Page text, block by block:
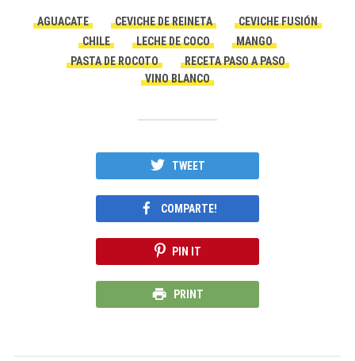
AGUACATE CEVICHE DE REINETA
CEVICHE FUSIÓN
CHILE
LECHE DE COCO
MANGO
PASTA DE ROCOTO
RECETA PASO A PASO
VINO BLANCO
TWEET
COMPARTE!
PIN IT
PRINT